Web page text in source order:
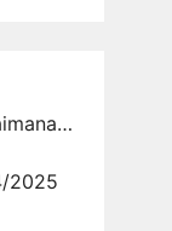
2025